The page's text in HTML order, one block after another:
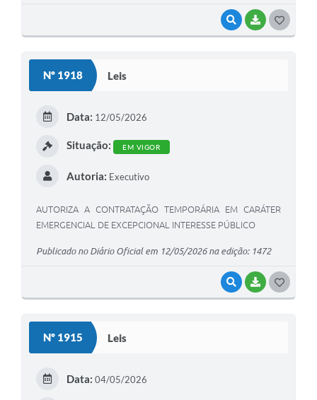
VISUALIZAR
BAIXAR
Nº 1918 Leis
VISUALIZAR
BAIXAR
Data: 12/05/2026
Situação: EM VIGOR
Autoria: Executivo
AUTORIZA A CONTRATAÇÃO TEMPORÁRIA EM CARÁTER
EMERGENCIAL DE EXCEPCIONAL INTERESSE PÚBLICO
Publicado no Diário Oficial em 12/05/2026 na edição: 1472
Nº 1915 Leis
Data: 04/05/2026